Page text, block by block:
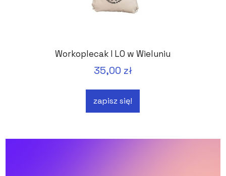
Workoplecak I LO w Wieluniu
35,00 zł
zapisz się!